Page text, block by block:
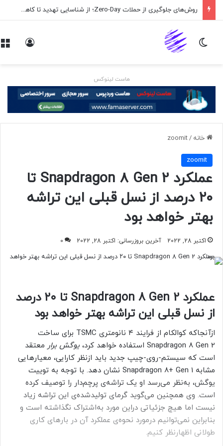
روش‌های جلوگیری از حملات Zero-Day؛ از شناسایی تهدید تا کاهش ریسک
تغییر پوسته
هاست لینوکس
خانه /
zoomit
zoomit
عملکرد Snapdragon 8 Gen 2 تا
۲۰ درصد از نسل قبلی این تراشه
بهتر خواهد بود
اکتبر 28, 2022 آخرین بروزرسانی: اکتبر 28, 2022 0
عملکرد Snapdragon 8 Gen 2 تا ۲۰ درصد
از نسل قبلی این تراشه بهتر خواهد بود
ازآنجاکه کوالکام از فرایند ۴ نانومتری TSMC برای ساخت
Snapdragon 8 Gen 2 استفاده خواهد کرد،
یوگش برار معتقد
است که سیستم-روی-چیپ جدید باید ازنظر کارایی، معیارهایی
مشابه Snapdragon 8+ Gen 1 نشان دهد. با توجه به توییت
یوگش، به‌نظر می‌رسد او یک تراشه‌ی پرچم‌دار را توصیف کرده
است. وی همچنین می‌گوید گرمای تولیدشده‌ی این تراشه زیاد
نیست اما هیچ جزئیاتی دراین مورد به‌اشتراک نگذاشته است و
بنابراین نمی‌توانیم درمورد نحوه‌ی عملکرد آن در بارهای کاری
طولانی اظهارنظر کنیم.